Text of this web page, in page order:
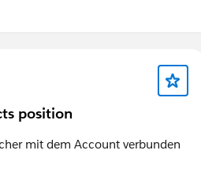
position
mit dem Account verbunden